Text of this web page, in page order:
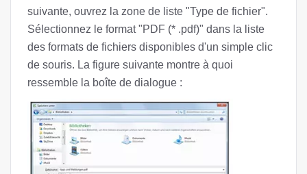
suivante, ouvrez la zone de liste "Type de fichier".
Sélectionnez le format "PDF (* .pdf)" dans la liste
des formats de fichiers disponibles d'un simple clic
de souris. La figure suivante montre à quoi
ressemble la boîte de dialogue :